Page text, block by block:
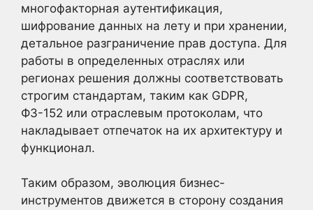
многофакторная аутентификация,
шифрование данных на лету и при хранении,
детальное разграничение прав доступа. Для
работы в определенных отраслях или
регионах решения должны соответствовать
строгим стандартам, таким как GDPR,
ФЗ-152 или отраслевым протоколам, что
накладывает отпечаток на их архитектуру и
функционал.
Таким образом, эволюция бизнес-
инструментов движется в сторону создания